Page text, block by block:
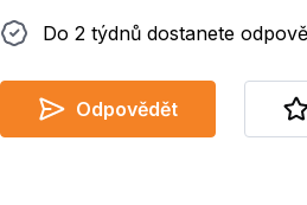
Do 2 týdnů dostanete odpověď
Do 2 týdnů dostanete
Odpovědět